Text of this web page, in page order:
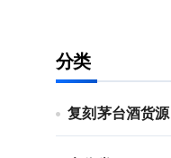
分类
复刻茅台酒货源